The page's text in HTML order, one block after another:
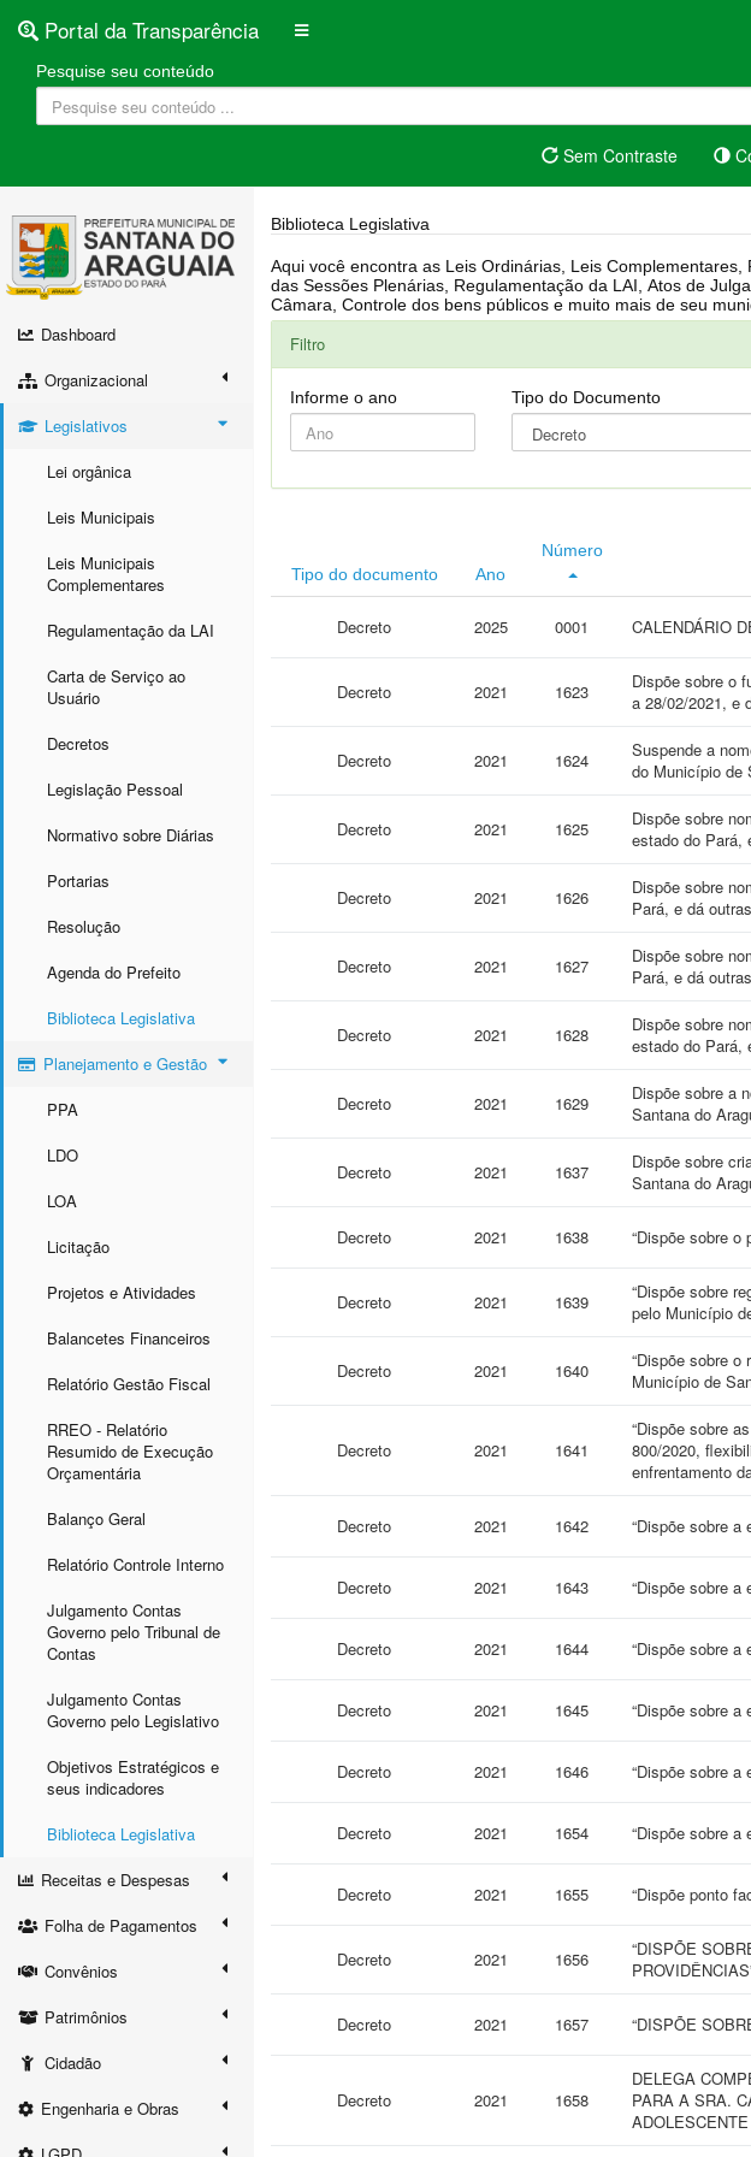
Portal da Transparência
Pesquise seu conteúdo
Sem Contraste
Dashboard
Organizacional
Legislativos
Lei orgânica
Leis Municipais
Leis Municipais
Complementares
Regulamentação da LAI
Carta de Serviço ao
Usuário
Decretos
Legislação Pessoal
Normativo sobre Diárias
Portarias
Resolução
Agenda do Prefeito
Biblioteca Legislativa
Planejamento e Gestão
PPA
LDO
LOA
Licitação
Projetos e Atividades
Balancetes Financeiros
Relatório Gestão Fiscal
RREO - Relatório
Resumido de Execução
Orçamentária
Balanço Geral
Relatório Controle Interno
Julgamento Contas
Governo pelo Tribunal de
Contas
Julgamento Contas
Governo pelo Legislativo
Objetivos Estratégicos e
seus indicadores
Biblioteca Legislativa
Receitas e Despesas
Folha de Pagamentos
Convênios
Patrimônios
Cidadão
Engenharia e Obras
Biblioteca Legislativa
Aqui você encontra as Leis Ordinárias, Leis Complementares, Portarias, Decretos, Atas, PPA, LDO, LOA, RREO, Resoluções, RGF, Lei Orgânica, Regimento Interno, Pauta
das Sessões Plenárias, Regulamentação da LAI, Atos de Julgamento do Governo, Agenda Externa do presidente, Relatório do Controle Interno, Projetos em tramitação na
Câmara, Controle dos bens públicos e muito mais de
Filtro
Informe o ano Tipo do Documento
Tipo do documento Ano
Número
Decreto 2025 0001 CALENDÁRIO
Decreto 2021 1623
Dispõe sobre o
a 28/02/2021, e
Decreto 2021 1624
Suspende a
do Município de
Decreto 2021 1625
Dispõe sobre
estado do Pará,
Decreto 2021 1626
Dispõe sobre
Pará, e dá
Decreto 2021 1627
Dispõe sobre
Pará, e dá
Decreto 2021 1628
Dispõe sobre
estado do Pará,
Decreto 2021 1629
Dispõe sobre a
Santana do
Decreto 2021 1637
Dispõe sobre
Santana do
Decreto 2021 1638 “Dispõe sobre o
Decreto 2021 1639
“Dispõe sobre
pelo Município
Decreto 2021 1640
“Dispõe sobre
Município de
Decreto 2021 1641
“Dispõe sobre
800/2020,
enfrentamento
Decreto 2021 1642 “Dispõe sobre a
Decreto 2021 1643 “Dispõe sobre a
Decreto 2021 1644 “Dispõe sobre a
Decreto 2021 1645 “Dispõe sobre a
Decreto 2021 1646 “Dispõe sobre a
Decreto 2021 1654 “Dispõe sobre a
Decreto 2021 1655 “Dispõe ponto
Decreto 2021 1656
“DISPÕE
Decreto 2021 1657 “DISPÕE
Decreto 2021 1658
DELEGA
PARA A SRA.